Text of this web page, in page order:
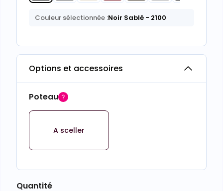
Couleur sélectionnée :Noir Sablé - 2100
Options et accessoires
Poteau
A sceller
Quantité